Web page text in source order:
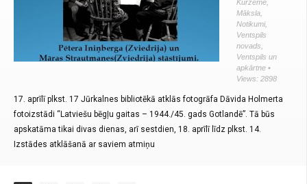
Kurzeme
Māksla
Notikumi,
Ventspils
novads
Ventspils un
apkārtne •
Views: 2898
17. aprīlī plkst. 17 Jūrkalnes bibliotēkā atklās fotogrāfa Dāvida Holmerta
fotoizstādi “Latviešu bēgļu gaitas – 1944./45. gads Gotlandē”. Tā būs
apskatāma tikai divas dienas, arī sestdien, 18. aprīlī līdz plkst. 14.
Izstādes atklāšanā ar saviem atmiņu